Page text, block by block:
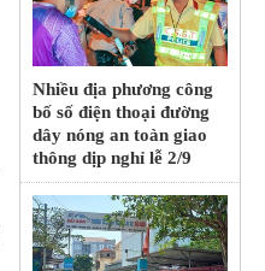
Nhiều địa phương công
bố số điện thoại đường
dây nóng an toàn giao
thông dịp nghỉ lễ 2/9